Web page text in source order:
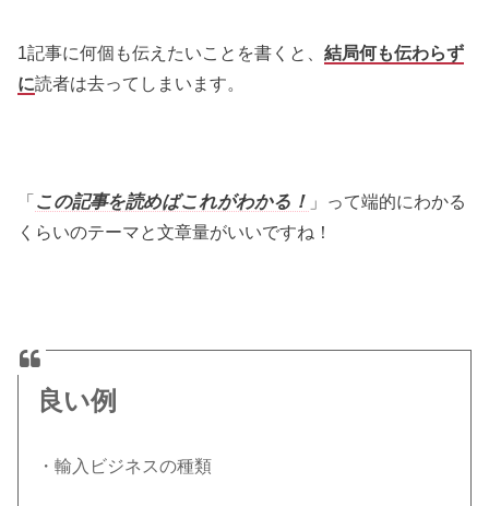
1記事に何個も伝えたいことを書くと、結局何も伝わらず
に読者は去ってしまいます。
「 この記事を読めばこれがわかる！ 」って端的にわかる
くらいのテーマと文章量がいいですね！
良い例
・輸入ビジネスの種類